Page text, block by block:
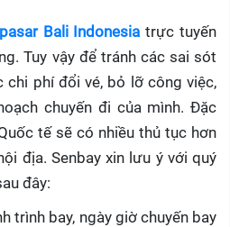
Bali Indonesia trực tuyến
Tuy vậy để tránh các sai sót
phí đổi vé, bỏ lỡ công việc,
chuyến đi của mình. Đặc
tế sẽ có nhiều thủ tục hơn
địa. Senbay xin lưu ý với quý
đây:
trình bay, ngày giờ chuyến bay